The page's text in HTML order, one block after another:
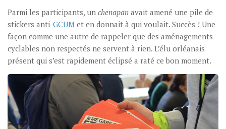
Parmi les participants, un chenapan avait amené une pile de
stickers anti-GCUM et en donnait à qui voulait. Succès ! Une
façon comme une autre de rappeler que des aménagements
cyclables non respectés ne servent à rien. L’élu orléanais
présent qui s’est rapidement éclipsé a raté ce bon moment.